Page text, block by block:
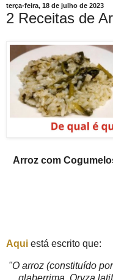
terça-feira, 18 de julho de 2023
2 Receitas de
Arroz com
Aqui está escrito que:
"O arroz (constituído
glaberrima, Oryza